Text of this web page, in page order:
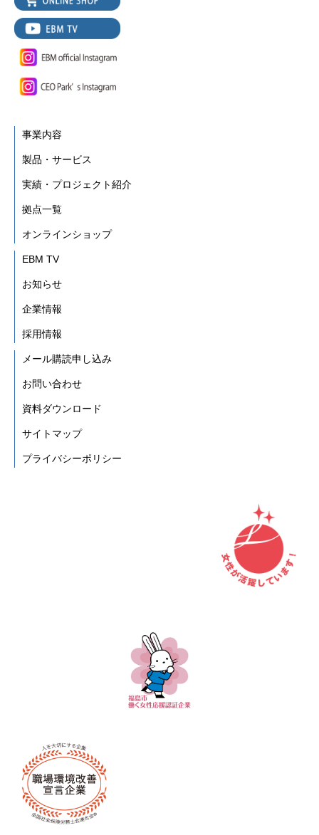
事業内容
製品・サービス
実績・プロジェクト紹介
拠点一覧
オンラインショップ
EBM TV
お知らせ
企業情報
採用情報
メール購読申し込み
お問い合わせ
資料ダウンロード
サイトマップ
プライバシーポリシー